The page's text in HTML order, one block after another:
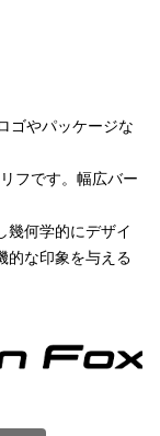
行書体
ゴやパッケージな
フです。幅広バー
幾何学的にデザイ
的な印象を与える